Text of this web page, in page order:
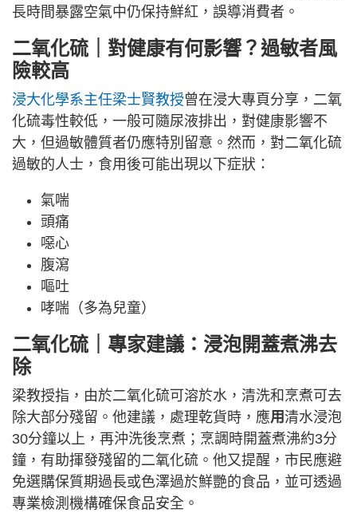
長時間暴露空氣中仍保持鮮紅，誤導消費者。
二氧化硫｜對健康有何影響？過敏者風
險較高
浸大化學系主任梁士賢教授曾在浸大專頁分享，二氧
化硫毒性較低，一般可隨尿液排出，對健康影響不
大，但過敏體質者仍應特別留意。然而，對二氧化硫
過敏的人士，食用後可能出現以下症狀：
氣喘
頭痛
噁心
腹瀉
嘔吐
哮喘（多為兒童）
二氧化硫｜專家建議：浸泡開蓋煮沸去
除
梁教授指，由於二氧化硫可溶於水，清洗和烹煮可去
除大部分殘留。他建議，處理乾貨時，應用清水浸泡
30分鐘以上，再沖洗後烹煮；烹調時開蓋煮沸約3分
鐘，有助揮發殘留的二氧化硫。他又提醒，市民應避
免選購保質期過長或色澤過於鮮艷的食品，並可透過
專業檢測機構確保食品安全。